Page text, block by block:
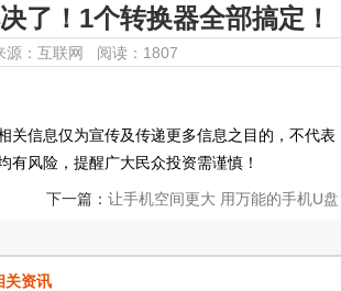
了！1个转换器全部搞定！
源：互联网 阅读：1807
关信息仅为宣传及传递更多信息之目的，不代表
风险，提醒广大民众投资需谨慎！
下一篇： 让手机空间更大 用万能的手机U盘
关资讯